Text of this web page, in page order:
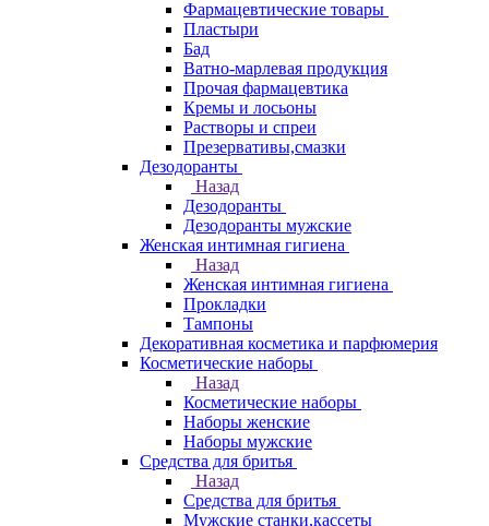
Фармацевтические товары
Пластыри
Бад
Ватно-марлевая продукция
Прочая фармацевтика
Кремы и лосьоны
Растворы и спреи
Презервативы,смазки
Дезодоранты
Назад
Дезодоранты
Дезодоранты мужские
Женская интимная гигиена
Назад
Женская интимная гигиена
Прокладки
Тампоны
Декоративная косметика и парфюмерия
Косметические наборы
Назад
Косметические наборы
Наборы женские
Наборы мужские
Средства для бритья
Назад
Средства для бритья
Мужские станки,кассеты